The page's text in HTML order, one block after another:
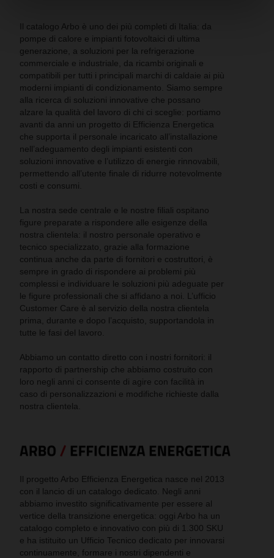
Il catalogo Arbo è uno dei più completi di Italia: da
pompe di calore e impianti fotovoltaici di ultima
generazione, a soluzioni per la refrigerazione
commerciale e industriale, da ricambi originali e
compatibili per tutti i principali marchi di caldaie ai più
moderni impianti di condizionamento. Siamo sempre
alla ricerca di soluzioni innovative che possano
alzare la qualità del lavoro di chi ci sceglie: portiamo
avanti da anni un progetto di Efficienza Energetica
che supporta il personale incaricato all’installazione
nell’adeguamento degli impianti esistenti con
soluzioni innovative e l’utilizzo di energie rinnovabili,
permettendo all’utente finale di ridurre notevolmente
costi e consumi.
La nostra sede centrale e le nostre filiali ospitano
figure preparate a rispondere alle esigenze della
nostra clientela: il nostro personale operativo e
tecnico specializzato, grazie alla formazione
continua anche da parte di fornitori e costruttori, è
sempre in grado di rispondere ai problemi più
complessi e individuare le soluzioni più adeguate per
le figure professionali che si affidano a noi. L’ufficio
Customer Care è al servizio della nostra clientela
prima, durante e dopo l’acquisto, supportandola in
tutte le fasi del lavoro.
Abbiamo un contatto diretto con i nostri fornitori: il
rapporto di partnership che abbiamo costruito con
loro negli anni ci consente di agire con facilità in
caso di personalizzazioni e modifiche richieste dalla
nostra clientela.
Il progetto Arbo Efficienza Energetica nasce nel 2013
con il lancio di un catalogo dedicato. Negli anni
abbiamo investito significativamente per essere al
vertice della transizione energetica: oggi Arbo ha un
catalogo completo e innovativo con più di 1.300 SKU
e ha istituito un Ufficio Tecnico dedicato per innovarsi
continuamente, formare i nostri dipendenti e